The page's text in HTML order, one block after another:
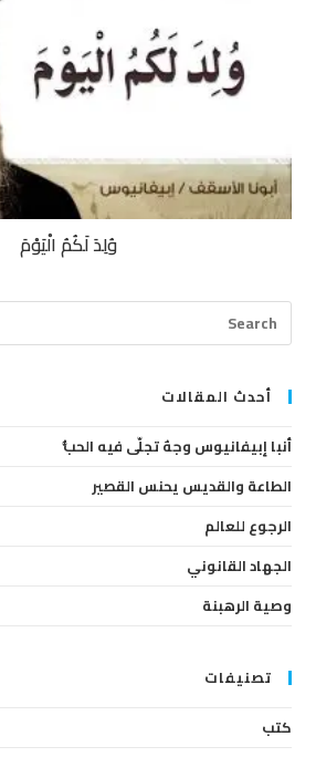
وُلِدَ لَكُمُ الْيَوْمَ
أحدث المقالات
أنبا إبيفانيوس وجهٌ تجلّى فيه الحبُّ
الطاعة والقديس يحنس القصير
الرجوع للعالم
الجهاد القانوني
وصية الرهبنة
تصنيفات
كتب